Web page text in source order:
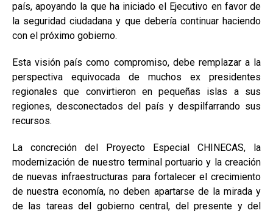
país, apoyando la que ha iniciado el Ejecutivo en favor de
la seguridad ciudadana y que debería continuar haciendo
con el próximo gobierno.
Esta visión país como compromiso, debe remplazar a la
perspectiva equivocada de muchos ex presidentes
regionales que convirtieron en pequeñas islas a sus
regiones, desconectados del país y despilfarrando sus
recursos.
La concreción del Proyecto Especial CHINECAS, la
modernización de nuestro terminal portuario y la creación
de nuevas infraestructuras para fortalecer el crecimiento
de nuestra economía, no deben apartarse de la mirada y
de las tareas del gobierno central, del presente y del